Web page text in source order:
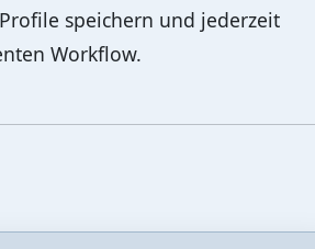
speichern und jederzeit
Workflow.